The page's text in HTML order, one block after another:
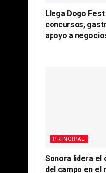
Llega Dogo
concursos,
apoyo a
PRINCIPAL
Sonora lidera el
del campo en el